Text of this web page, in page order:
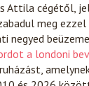
Attila cégétől,
meg
negyed
a londoni